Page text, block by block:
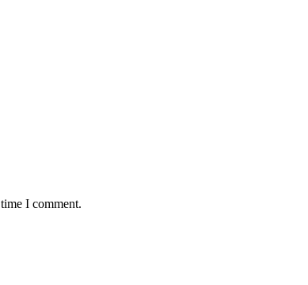
I comment.